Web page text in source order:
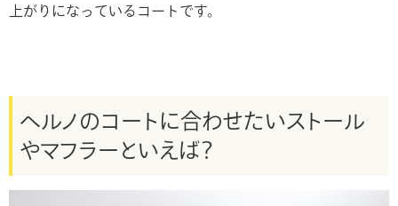
上がりになっているコートです。
ヘルノのコートに合わせたいストール
やマフラーといえば？